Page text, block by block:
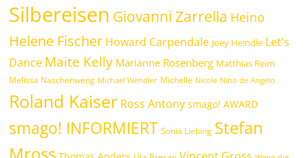
Silbereisen Giovanni Zarrella Heino
Helene Fischer Howard Carpendale Joey Heindle Let's
Dance Maite Kelly Marianne Rosenberg Matthias Reim
Melissa Naschenweng Michael Wendler Michelle Nicole Nino de Angelo
Roland Kaiser Ross Antony smago! AWARD
smago! INFORMIERT Sonia Liebing Stefan